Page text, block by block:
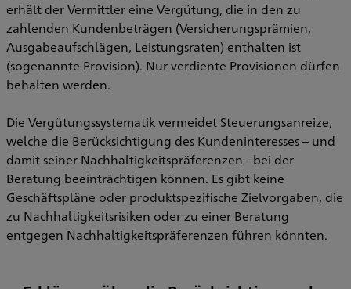
erhält der Vermittler eine Vergütung, die in den zu
zahlenden Kundenbeträgen (Versicherungsprämien,
Ausgabeaufschlägen, Leistungsraten) enthalten ist
(sogenannte Provision). Nur verdiente Provisionen dürfen
behalten werden.
Die Vergütungssystematik vermeidet Steuerungsanreize,
welche die Berücksichtigung des Kundeninteresses – und
damit seiner Nachhaltigkeitspräferenzen - bei der
Beratung beeinträchtigen können. Es gibt keine
Geschäftspläne oder produktspezifische Zielvorgaben, die
zu Nachhaltigkeitsrisiken oder zu einer Beratung
entgegen Nachhaltigkeitspräferenzen führen könnten.